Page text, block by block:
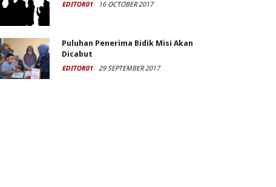
EDITOR01 16 OCTOBER 2017
Puluhan Penerima Bidik Misi Akan
Dicabut
EDITOR01 29 SEPTEMBER 2017